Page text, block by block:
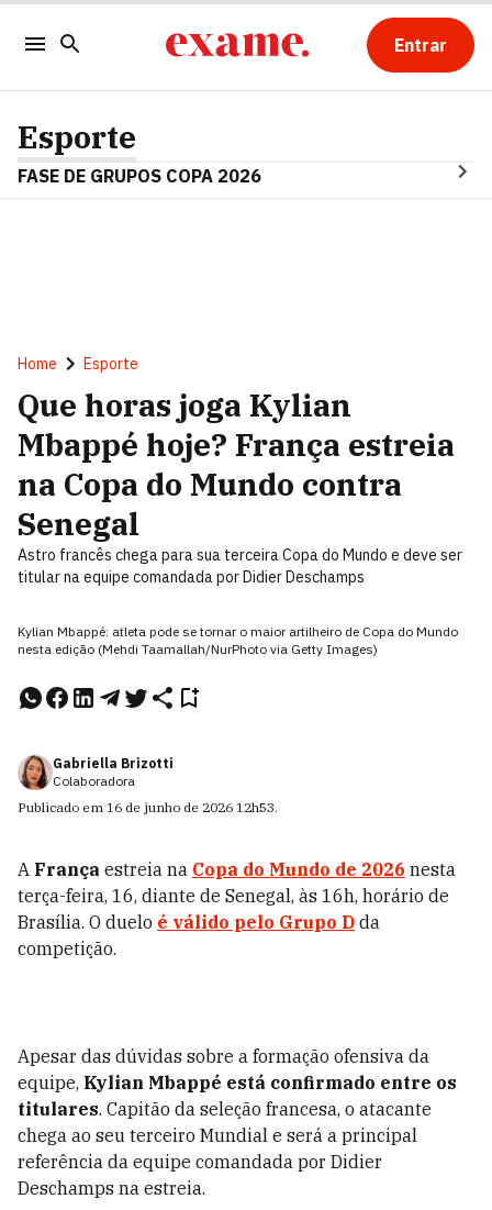
Entrar
Esporte
FASE DE GRUPOS COPA 2026
Home Esporte
Que horas joga Kylian
Mbappé hoje? França estreia
na Copa do Mundo contra
Senegal
Astro francês chega para sua terceira Copa do Mundo e deve ser
titular na equipe comandada por Didier Deschamps
Kylian Mbappé: atleta pode se tornar o maior artilheiro de Copa do Mundo
nesta edição (Mehdi Taamallah/NurPhoto via Getty Images)
Gabriella Brizotti
Colaboradora
Publicado em 16 de junho de 2026 12h53.
A França estreia na Copa do Mundo de 2026 nesta
terça-feira, 16, diante de Senegal, às 16h, horário de
Brasília. O duelo é válido pelo Grupo D da
competição.
Apesar das dúvidas sobre a formação ofensiva da
equipe, Kylian Mbappé está confirmado entre os
titulares. Capitão da seleção francesa, o atacante
chega ao seu terceiro Mundial e será a principal
referência da equipe comandada por Didier
Deschamps na estreia.